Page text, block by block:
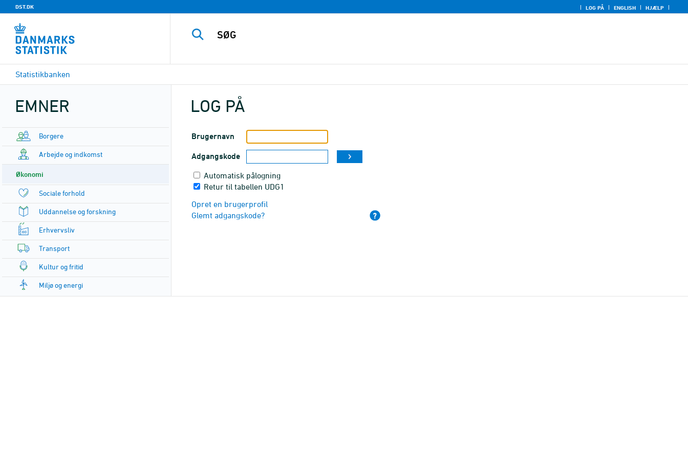
DST.DK LOG PÅ ENGLISH HJÆLP
Statistikbanken
EMNER
Borgere
Arbejde og indkomst
Økonomi
Sociale forhold
Uddannelse og forskning
Erhvervsliv
Transport
Kultur og fritid
Miljø og energi
LOG PÅ
Brugernavn
Adgangskode
Automatisk pålogning
Retur til tabellen UDG1
Opret en brugerprofil
Glemt adgangskode?